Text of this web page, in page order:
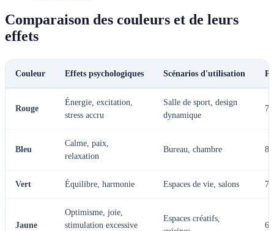
Comparaison des couleurs et de leurs
effets
Couleur Effets psychologiques Scénarios d'utilisation
Rouge
Énergie, excitation,
stress accru
Salle de sport, design
dynamique
Bleu
Calme, paix,
relaxation
Bureau, chambre
Vert Équilibre, harmonie Espaces de vie, salons
Jaune
Optimisme, joie,
stimulation excessive
Espaces créatifs,